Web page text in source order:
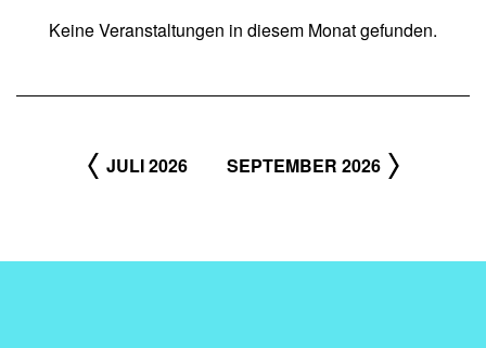
Keine Veranstaltungen in diesem Monat gefunden.
JULI 2026 SEPTEMBER 2026